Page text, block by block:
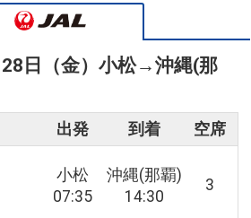
日（金） 小松→沖縄(那
出発 到着 空席
小松
07:35
沖縄(那覇)
14:30
3